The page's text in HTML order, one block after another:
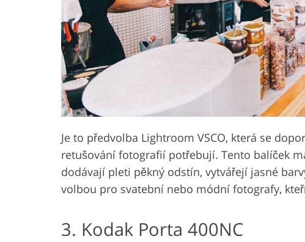
Je to předvolba Lightroom VSCO, která se
retušování fotografií potřebují. Tento balíček
dodávají pleti pěkný odstín, vytvářejí jasné
volbou pro svatební nebo módní fotografy,
3. Kodak Porta 400NC